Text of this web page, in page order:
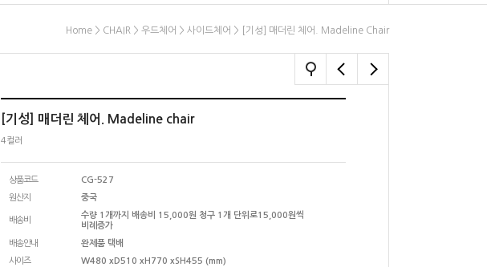
Home > CHAIR > 우드체어 > 사이드체어 > [기성] 매더린 체어. Madeline Chair
[기성] 매더린 체어. Madeline chair
4컬러
상품코드
CG-527
원산지
중국
배송비
수량 1개까지 배송비 15,000원 청구 1개 단위로15,000원씩
비례증가
배송안내
완제품 택배
사이즈
W480 xD510 xH770 xSH455 (mm)